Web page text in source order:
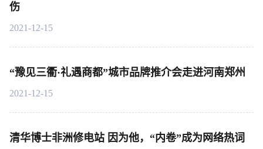
伤
2021-12-15
“豫见三衢·礼遇商都”城市品牌推介会走进河南郑州
2021-12-15
清华博士非洲修电站 因为他，“内卷”成为网络热词